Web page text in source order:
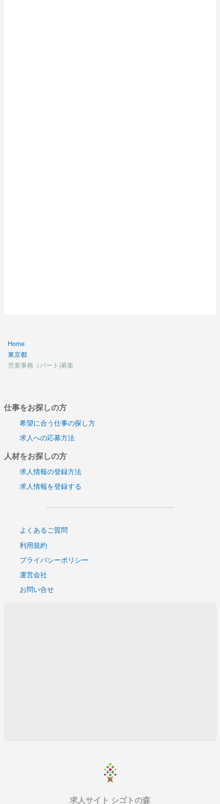
Home
東京都
営業事務（パート)募集
仕事をお探しの方
希望に合う仕事の探し方
求人への応募方法
人材をお探しの方
求人情報の登録方法
求人情報を登録する
よくあるご質問
利用規約
プライバシーポリシー
運営会社
お問い合せ
求人サイト シゴトの森